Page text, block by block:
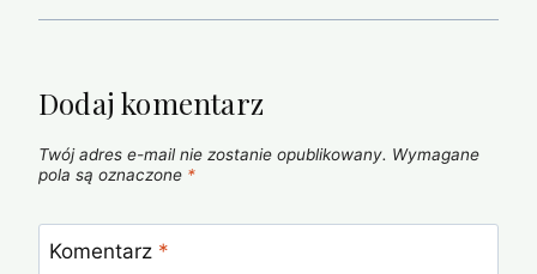
Dodaj komentarz
Twój adres e-mail nie zostanie opublikowany. Wymagane
pola są oznaczone *
Komentarz *